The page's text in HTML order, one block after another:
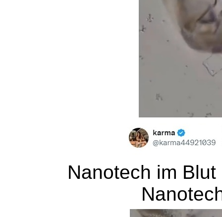
Nanotech im